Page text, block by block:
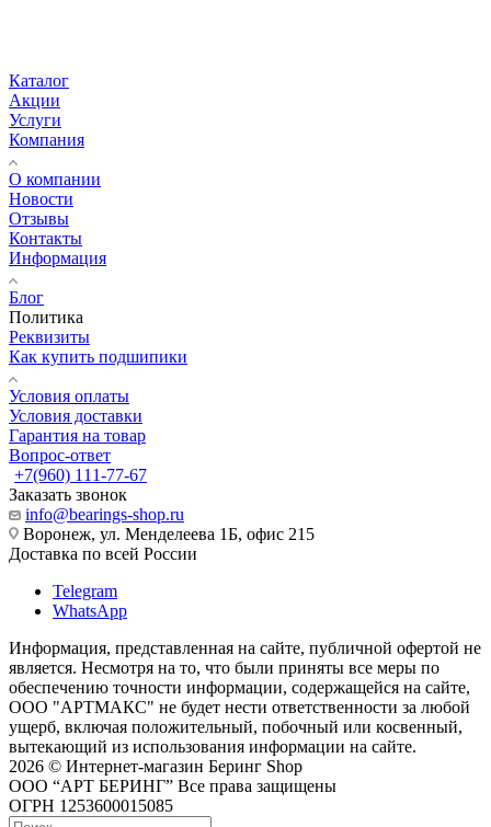
Каталог
Акции
Услуги
Компания
О компании
Новости
Отзывы
Контакты
Информация
Блог
Политика
Реквизиты
Как купить подшипики
Условия оплаты
Условия доставки
Гарантия на товар
Вопрос-ответ
+7(960) 111-77-67
Заказать звонок
info@bearings-shop.ru
Воронеж, ул. Менделеева 1Б, офис 215
Доставка по всей России
Telegram
WhatsApp
Информация, представленная на сайте, публичной офертой не
является. Несмотря на то, что были приняты все меры по
обеспечению точности информации, содержащейся на сайте,
ООО "АРТМАКС" не будет нести ответственности за любой
ущерб, включая положительный, побочный или косвенный,
вытекающий из использования информации на сайте.
2026 © Интернет-магазин Беринг Shop
ООО “АРТ БЕРИНГ” Все права защищены
ОГРН 1253600015085